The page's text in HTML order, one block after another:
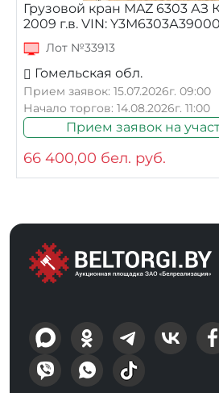
Грузовой кран MAZ 6303 АЗ
2009 г.в. VIN:
Лот №33913
Гомельская обл.
Прием заявок: 15.07.2026г. 09:00
Начало торгов: 14.08.2026г. 11:00
Прием заявок на
66 400,00 бел. руб.